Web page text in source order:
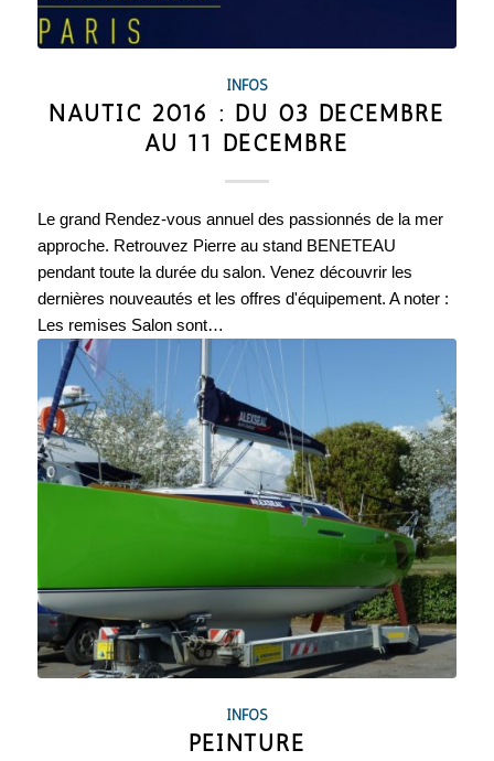
INFOS
NAUTIC 2016 : DU 03 DÉCEMBRE
AU 11 DÉCEMBRE
Le grand Rendez-vous annuel des passionnés de la mer
approche. Retrouvez Pierre au stand BENETEAU
pendant toute la durée du salon. Venez découvrir les
dernières nouveautés et les offres d'équipement. A noter :
Les remises Salon sont…
INFOS
PEINTURE